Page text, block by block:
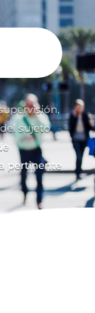
sujeto
pertinente